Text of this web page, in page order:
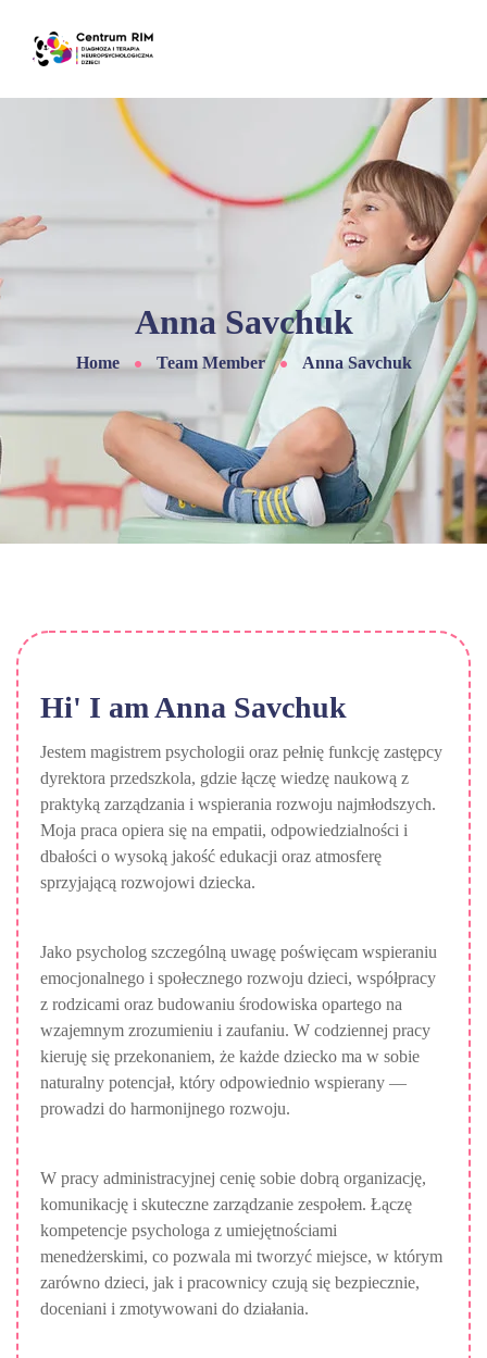
Anna Savchuk
Home Team Member Anna Savchuk
Hi' I am Anna Savchuk
Jestem magistrem psychologii oraz pełnię funkcję zastępcy
dyrektora przedszkola, gdzie łączę wiedzę naukową z
praktyką zarządzania i wspierania rozwoju najmłodszych.
Moja praca opiera się na empatii, odpowiedzialności i
dbałości o wysoką jakość edukacji oraz atmosferę
sprzyjającą rozwojowi dziecka.
Jako psycholog szczególną uwagę poświęcam wspieraniu
emocjonalnego i społecznego rozwoju dzieci, współpracy
z rodzicami oraz budowaniu środowiska opartego na
wzajemnym zrozumieniu i zaufaniu. W codziennej pracy
kieruję się przekonaniem, że każde dziecko ma w sobie
naturalny potencjał, który odpowiednio wspierany —
prowadzi do harmonijnego rozwoju.
W pracy administracyjnej cenię sobie dobrą organizację,
komunikację i skuteczne zarządzanie zespołem. Łączę
kompetencje psychologa z umiejętnościami
menedżerskimi, co pozwala mi tworzyć miejsce, w którym
zarówno dzieci, jak i pracownicy czują się bezpiecznie,
doceniani i zmotywowani do działania.